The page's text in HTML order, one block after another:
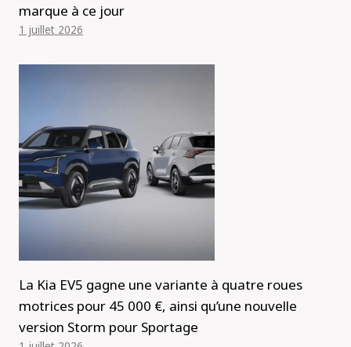
marque à ce jour
1 juillet 2026
La Kia EV5 gagne une variante à quatre roues
motrices pour 45 000 €, ainsi qu’une nouvelle
version Storm pour Sportage